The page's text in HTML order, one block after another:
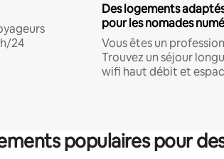
24
Des logements
pour les nomades
Vous êtes un
Trouvez un séjour
wifi haut débit et
populaires pour